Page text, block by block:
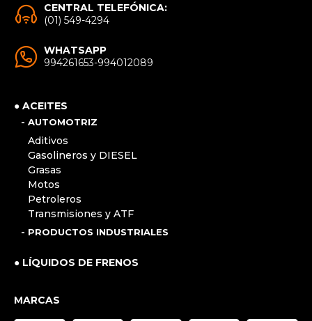
CENTRAL TELEFÓNICA:
(01) 549-4294
WHATSAPP
994261653-994012089
● ACEITES
- AUTOMOTRIZ
Aditivos
Gasolineros y DIESEL
Grasas
Motos
Petroleros
Transmisiones y ATF
- PRODUCTOS INDUSTRIALES
● LÍQUIDOS DE FRENOS
MARCAS